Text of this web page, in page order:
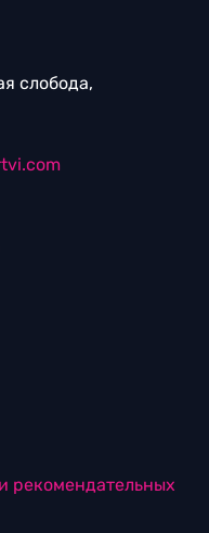
слобода,
рекомендательных